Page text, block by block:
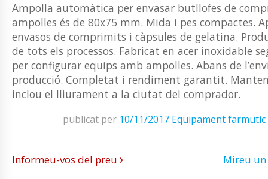
Ampolla automàtica per envasar butllofes de
ampolles és de 80x75 mm. Mida i pes
envasos de comprimits i càpsules de gelatina.
de tots els processos. Fabricat en acer inoxidable
per configurar equips amb ampolles. Abans de
producció. Completat i rendiment garantit.
inclou el lliurament a la ciutat del comprador.
publicat per 10/11/2017 Equipament farmutic
Informeu-vos del preu
Mireu